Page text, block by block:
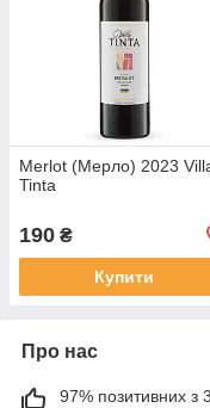
Merlot (Мерло) 2023
Tinta
190 ₴
Купити
Про нас
97% позитивних з